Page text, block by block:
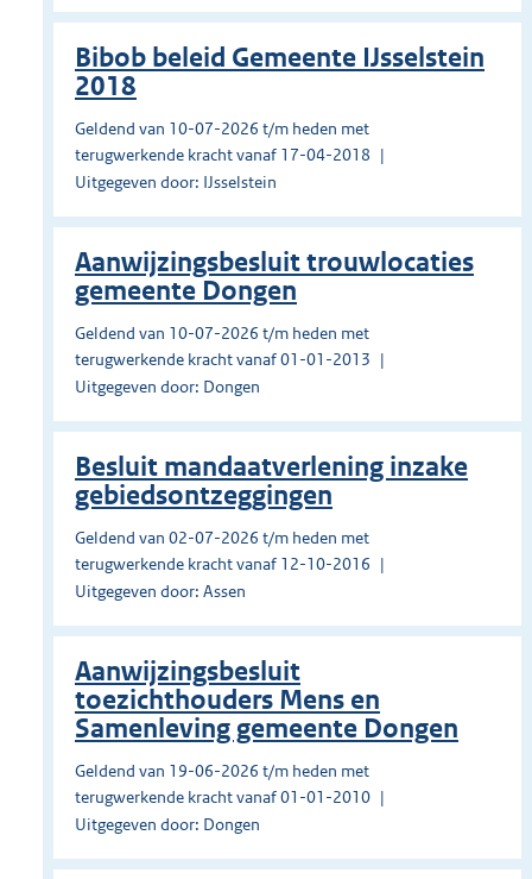
Bibob beleid Gemeente IJsselstein
2018
Geldend van 10-07-2026 t/m heden met
terugwerkende kracht vanaf 17-04-2018
Uitgegeven door: IJsselstein
Aanwijzingsbesluit trouwlocaties
gemeente Dongen
Geldend van 10-07-2026 t/m heden met
terugwerkende kracht vanaf 01-01-2013
Uitgegeven door: Dongen
Besluit mandaatverlening inzake
gebiedsontzeggingen
Geldend van 02-07-2026 t/m heden met
terugwerkende kracht vanaf 12-10-2016
Uitgegeven door: Assen
Aanwijzingsbesluit
toezichthouders Mens en
Samenleving gemeente Dongen
Geldend van 19-06-2026 t/m heden met
terugwerkende kracht vanaf 01-01-2010
Uitgegeven door: Dongen